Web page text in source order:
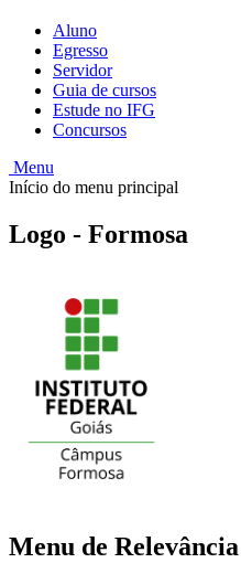
Aluno
Egresso
Servidor
Guia de cursos
Estude no IFG
Concursos
Menu
Início do menu principal
Logo - Formosa
Menu de Relevância